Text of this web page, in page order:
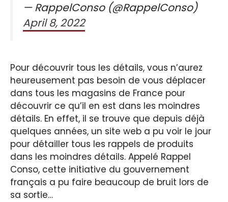
— RappelConso (@RappelConso)
April 8, 2022
Pour découvrir tous les détails, vous n’aurez
heureusement pas besoin de vous déplacer
dans tous les magasins de France pour
découvrir ce qu’il en est dans les moindres
détails. En effet, il se trouve que depuis déjà
quelques années, un site web a pu voir le jour
pour détailler tous les rappels de produits
dans les moindres détails. Appelé Rappel
Conso, cette initiative du gouvernement
français a pu faire beaucoup de bruit lors de
sa sortie…